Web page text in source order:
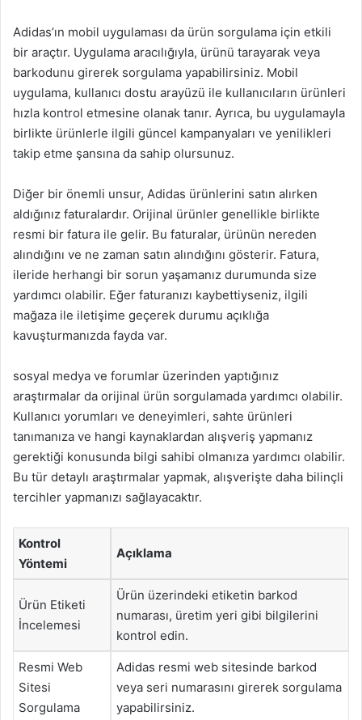
Adidas’ın mobil uygulaması da ürün sorgulama için etkili
bir araçtır. Uygulama aracılığıyla, ürünü tarayarak veya
barkodunu girerek sorgulama yapabilirsiniz. Mobil
uygulama, kullanıcı dostu arayüzü ile kullanıcıların ürünleri
hızla kontrol etmesine olanak tanır. Ayrıca, bu uygulamayla
birlikte ürünlerle ilgili güncel kampanyaları ve yenilikleri
takip etme şansına da sahip olursunuz.
Diğer bir önemli unsur, Adidas ürünlerini satın alırken
aldığınız faturalardır. Orijinal ürünler genellikle birlikte
resmi bir fatura ile gelir. Bu faturalar, ürünün nereden
alındığını ve ne zaman satın alındığını gösterir. Fatura,
ileride herhangi bir sorun yaşamanız durumunda size
yardımcı olabilir. Eğer faturanızı kaybettiyseniz, ilgili
mağaza ile iletişime geçerek durumu açıklığa
kavuşturmanızda fayda var.
sosyal medya ve forumlar üzerinden yaptığınız
araştırmalar da orijinal ürün sorgulamada yardımcı olabilir.
Kullanıcı yorumları ve deneyimleri, sahte ürünleri
tanımanıza ve hangi kaynaklardan alışveriş yapmanız
gerektiği konusunda bilgi sahibi olmanıza yardımcı olabilir.
Bu tür detaylı araştırmalar yapmak, alışverişte daha bilinçli
tercihler yapmanızı sağlayacaktır.
Kontrol
Yöntemi
Açıklama
Ürün Etiketi
İncelemesi
Ürün üzerindeki etiketin barkod
numarası, üretim yeri gibi bilgilerini
kontrol edin.
Resmi Web
Sitesi
Sorgulama
Adidas resmi web sitesinde barkod
veya seri numarasını girerek sorgulama
yapabilirsiniz.